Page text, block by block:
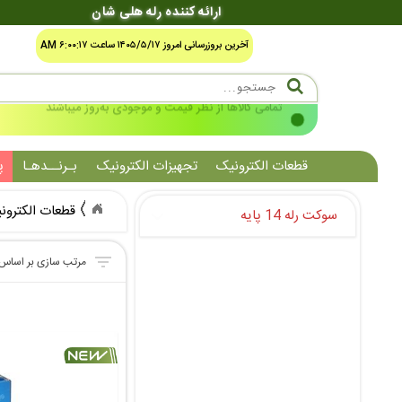
ارائه کننده رله هلی شان
آخرین بروزرسانی امروز ۱۴۰۵/۵/۱۷ ساعت ۶:۰۰:۱۷ AM
شرایط صدور فاکتور رسمی سامانه مالیاتی مودیان
قطعات الکترونیک تجهیزات الکترونیک بـرنــدهـا
قطعات
سوکت رله 14 پایه